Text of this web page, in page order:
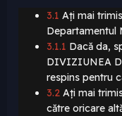
3.1 Ați mai
Departamentul
3.1.1 Dacă da,
DIVIZIUNEA
respins pentru
3.2 Ați mai
către oricare